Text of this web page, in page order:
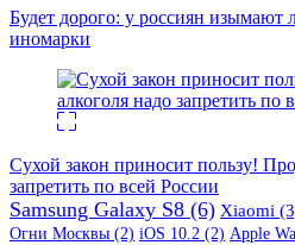
Будет дорого: у россиян изымают
иномарки
Сухой закон приносит пользу!
запретить по всей России
Samsung Galaxy S8 (6) Xiaomi
Огни Москвы (2) iOS 10.2 (2) Apple